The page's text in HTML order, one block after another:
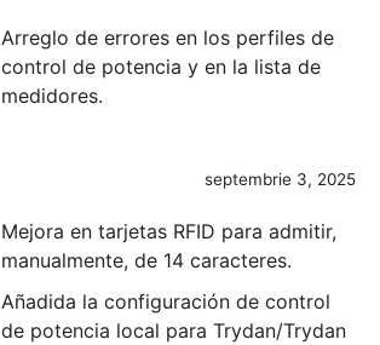
Arreglo de errores en los perfiles de
control de potencia y en la lista de
medidores.
septembrie 3, 2025
Mejora en tarjetas RFID para admitir,
manualmente, de 14 caracteres.
Añadida la configuración de control
de potencia local para Trydan/Trydan